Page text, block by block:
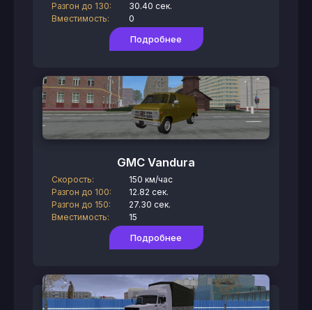
Разгон до 130:
30.40 сек.
Вместимость:
0
Подробнее
GMC Vandura
Скорость:
150 км/час
Разгон до 100:
12.82 сек.
Разгон до 150:
27.30 сек.
Вместимость:
15
Подробнее